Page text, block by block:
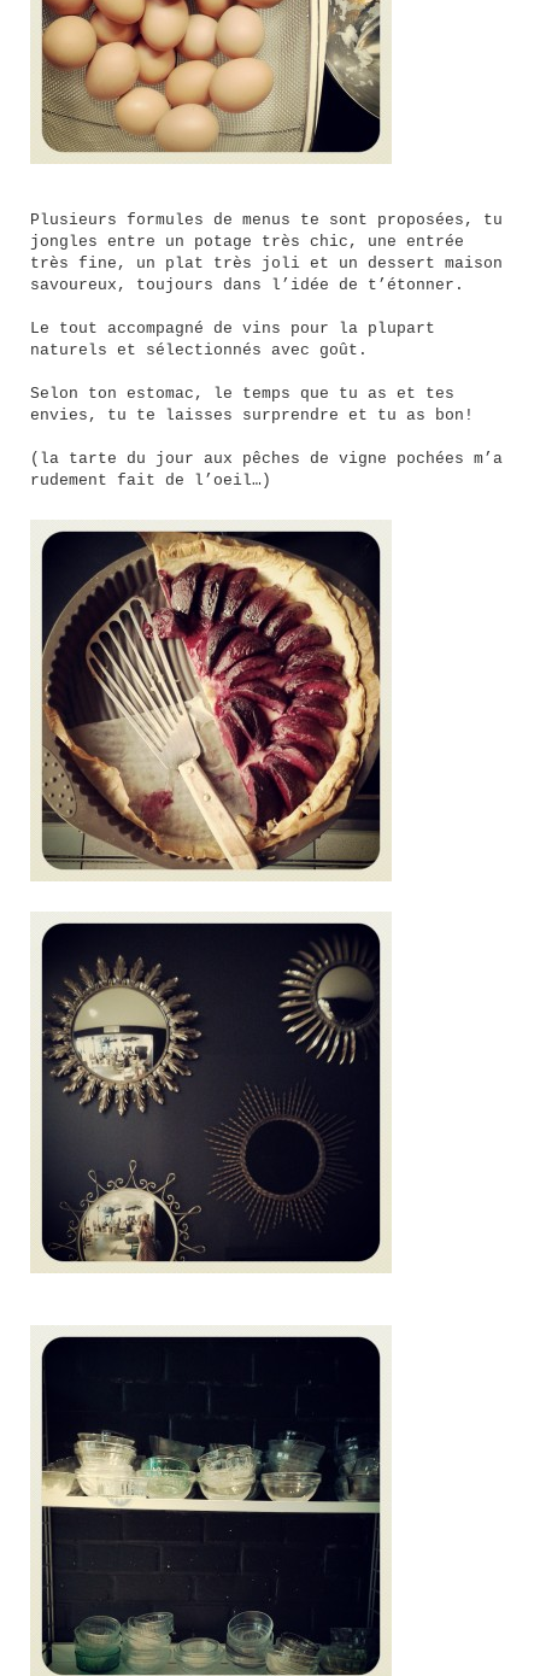
Plusieurs formules de menus te sont proposées, tu
jongles entre un potage très chic, une entrée
très fine, un plat très joli et un dessert maison
savoureux, toujours dans l’idée de t’étonner.
Le tout accompagné de vins pour la plupart
naturels et sélectionnés avec goût.
Selon ton estomac, le temps que tu as et tes
envies, tu te laisses surprendre et tu as bon!
(la tarte du jour aux pêches de vigne pochées m’a
rudement fait de l’oeil…)